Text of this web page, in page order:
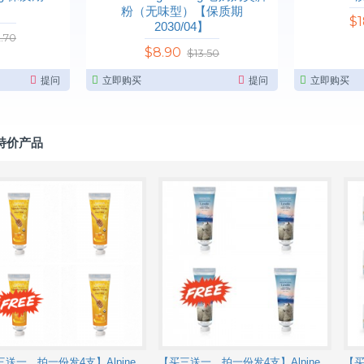
提问
粉（无味型）【保质期
2030/04】
$8.90 $13.50
立即购买 提问 立即购买
价产品